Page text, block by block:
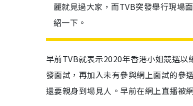
麗就見過大家，而TVB突發舉行現場
紹一下。
早前TVB就表示2020年香港小姐競選
發面試，再加入未有參與網上面試的參
還要親身到場見人。早前在網上直播被